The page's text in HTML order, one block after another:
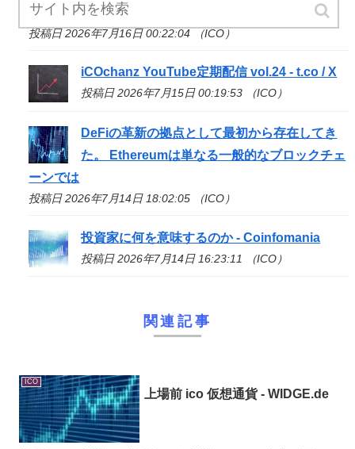
YouTube
投稿日 2026年7月16日 00:22:04 （ICO）
iCOchanz YouTube定期配信 vol.24 - t.co / X
投稿日 2026年7月15日 00:19:53 （ICO）
DeFiの革新の拠点として最初から存在してき
た。 Ethereumは単なる一般的なブロックチェ
ーンでは
投稿日 2026年7月14日 18:02:05 （ICO）
投資家に何を意味するのか - Coinfomania
投稿日 2026年7月14日 16:23:11 （ICO）
関連記事
ICO
上場前 ico 仮想通貨 - WIDGE.de